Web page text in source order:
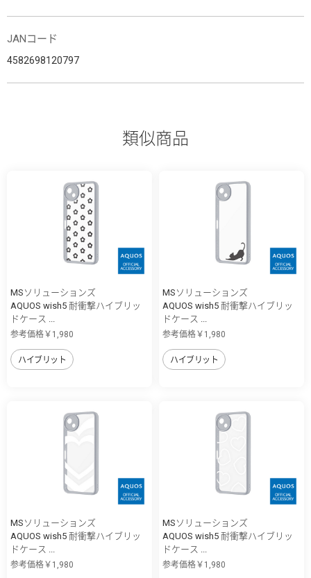
JANコード
4582698120797
類似商品
MSソリューションズ
AQUOS wish5 耐衝撃ハイブリッ
ドケース ...
参考価格￥1,980
ハイブリット
MSソリューションズ
AQUOS wish5 耐衝撃ハイブリッ
ドケース ...
参考価格￥1,980
ハイブリット
MSソリューションズ
AQUOS wish5 耐衝撃ハイブリッ
ドケース ...
参考価格￥1,980
MSソリューションズ
AQUOS wish5 耐衝撃ハイブリッ
ドケース ...
参考価格￥1,980